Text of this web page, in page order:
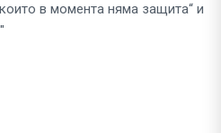
в момента няма защита“ и